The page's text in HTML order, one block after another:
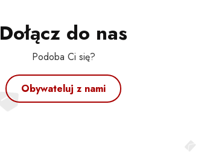
Dołącz do nas
Podoba Ci się?
Obywateluj z nami